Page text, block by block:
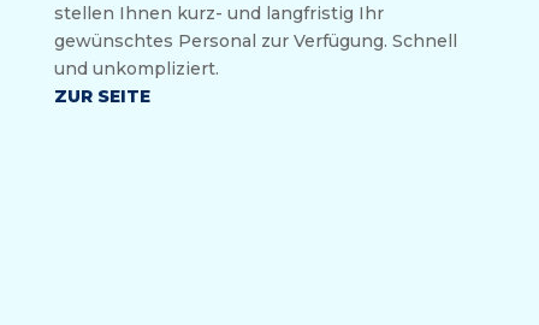
stel­len Ihnen kurz- und lang­fris­tig Ihr
gewünsch­tes Per­so­nal zur Ver­fü­gung. Schnell
und unkompliziert.
ZUR SEITE